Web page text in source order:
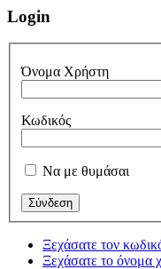
Login
Όνομα Χρήστη
Κωδικός
Να με θυμάσαι
Ξεχάσατε τον
Ξεχάσατε το όνομα